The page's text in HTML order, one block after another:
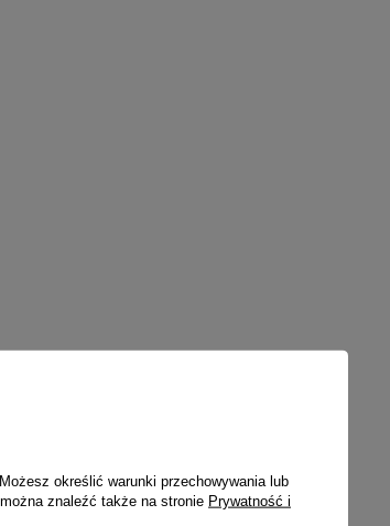
Możesz określić warunki przechowywania lub
znaleźć także na stronie Prywatność i